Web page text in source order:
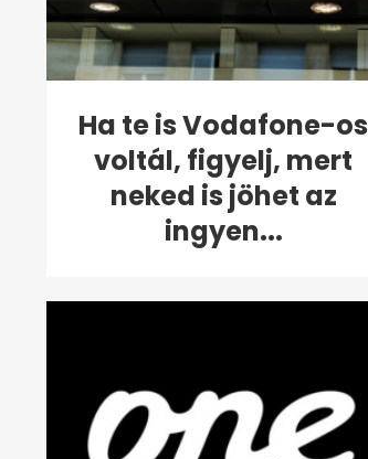
Ha te is Vodafone-os
voltál, figyelj, mert
neked is jöhet az
ingyen...